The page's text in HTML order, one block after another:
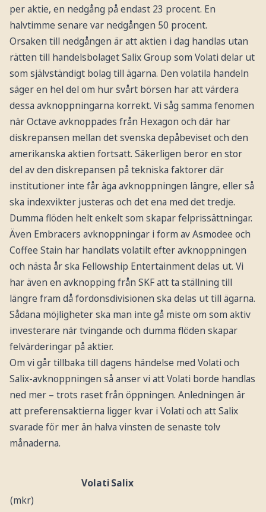
per aktie, en nedgång på endast 23 procent. En
halvtimme senare var nedgången 50 procent.
Orsaken till nedgången är att aktien i dag handlas utan
rätten till handelsbolaget Salix Group som Volati delar ut
som självständigt bolag till ägarna. Den volatila handeln
säger en hel del om hur svårt börsen har att värdera
dessa avknoppningarna korrekt. Vi såg samma fenomen
när Octave avknoppades från Hexagon och där har
diskrepansen mellan det svenska depåbeviset och den
amerikanska aktien fortsatt. Säkerligen beror en stor
del av den diskrepansen på tekniska faktorer där
institutioner inte får äga avknoppningen längre, eller så
ska indexvikter justeras och det ena med det tredje.
Dumma flöden helt enkelt som skapar felprissättningar.
Även Embracers avknoppningar i form av Asmodee och
Coffee Stain har handlats volatilt efter avknoppningen
och nästa år ska Fellowship Entertainment delas ut. Vi
har även en avknopping från SKF att ta ställning till
längre fram då fordonsdivisionen ska delas ut till ägarna.
Sådana möjligheter ska man inte gå miste om som aktiv
investerare när tvingande och dumma flöden skapar
felvärderingar på aktier.
Om vi går tillbaka till dagens händelse med Volati och
Salix-avknoppningen så anser vi att Volati borde handlas
ned mer – trots raset från öppningen. Anledningen är
att preferensaktierna ligger kvar i Volati och att Salix
svarade för mer än halva vinsten de senaste tolv
månaderna.
VolatiSalix
(mkr)